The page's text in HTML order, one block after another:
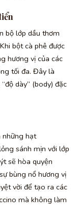
bộ lớp dầu thơm
bột cà phê được
hương vị của các
tối đa. Đây là
dày” (body) đặc
những hạt
sánh mịn với lớp
sẽ hòa quyện
bùng nổ hương vị
vời để tạo ra các
mà không làm